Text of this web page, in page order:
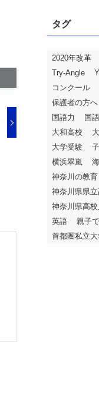
タグ
2020年改革
Try-Angle
コンクール
保護者の方へ
国語力
国
大和高校
大学受験
横浜翠嵐
神奈川の教育
神奈川県県立
神奈川県高
英語
親子
首都圏私立